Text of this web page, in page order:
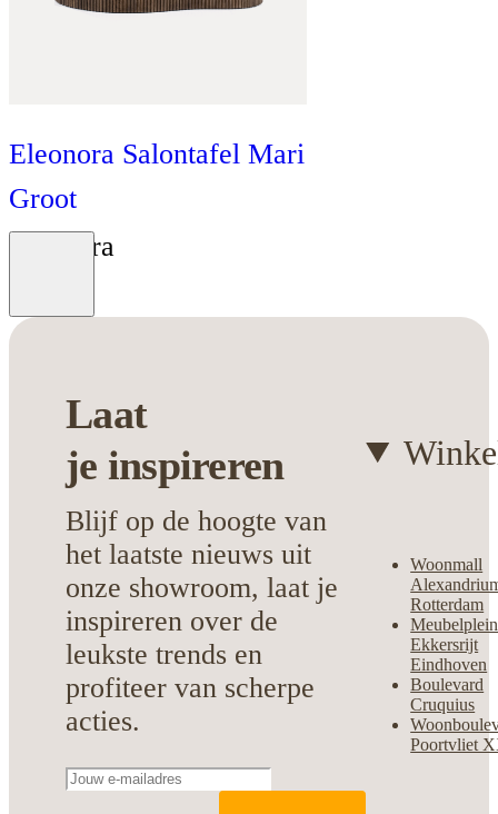
Eleonora Salontafel Mari
Groot
Eleonora
Laat
je inspireren
Blijf op de hoogte van
het laatste nieuws uit
onze showroom, laat je
inspireren over de
leukste trends en
profiteer van scherpe
acties.
Woonmall
Rotterdam
Meubelplein
Ekkersrijt
Eindhoven
Boulevard
Cruquius
Poortvliet